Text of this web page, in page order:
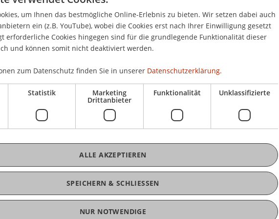
TeilnehmerInnen festgelegt. Als Rahmen
Projektleiters (Fachkompetenz,
und Selbstkompetenz sowie Erfahrung). Die
bereits abgeschlossenes) Projekt vor mit
mit denen sie als Projektleiter darin
die erwogen werden und bewerten diese.
unter Anleitung eines erfahrenen
ggf. um weitere ergänzt. Falls gewünscht, kann
Workshops. Ergänzend werden Modelle und
, und Selbstkompetenz vermittelt und
im Rahmen des
CHF 650.- inkl.
Kontakt
+43 5553 324
um Ihnen das bestmögliche Online-Erlebnis zu bieten. Wir setzen dabei auch
ein (z.B. YouTube), wobei die Cookies erst nach Ihrer Einwilligung gesetzt
erforderliche Cookies hingegen sind für die grundlegende Funktionalität dieser
und können somit nicht deaktiviert werden.
zum Datenschutz finden Sie in unserer Datenschutzerklärung.
Statistik Marketing
Drittanbieter
Funktionalität Unklassifizierte
SPEICHERN & SCHLIESSEN
ALLE AKZEPTIEREN
NUR NOTWENDIGE